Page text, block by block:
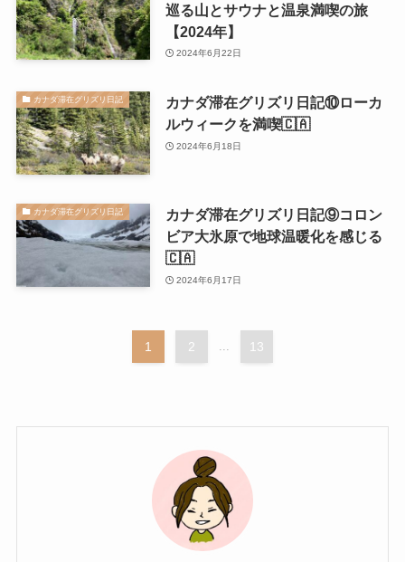
巡る山とサウナと温泉満喫の旅
【2024年】
2024年6月22日
カナダ滞在グリズリ日記
カナダ滞在グリズリ日記⑩ローカ
ルウィークを満喫🇨🇦
2024年6月18日
カナダ滞在グリズリ日記
カナダ滞在グリズリ日記⑨コロン
ビア大氷原で地球温暖化を感じる
🇨🇦
2024年6月17日
1 2 13